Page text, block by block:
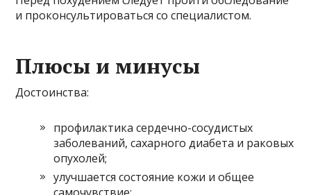
и проконсультироваться со специалистом.
Плюсы и минусы
Достоинства:
профилактика сердечно-сосудистых
заболеваний, сахарного диабета и раковых
опухолей;
улучшается состояние кожи и общее